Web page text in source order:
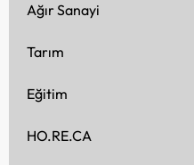
Ağır Sanayi
Tarım
Eğitim
HO.RE.CA